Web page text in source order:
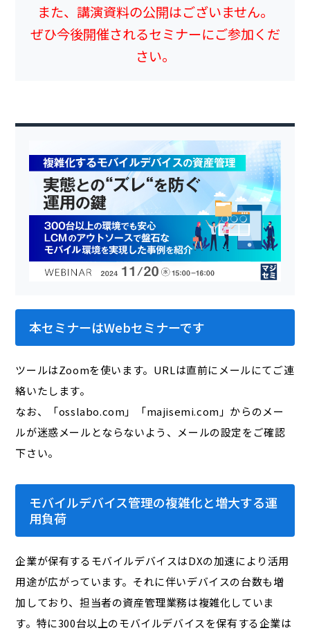
また、講演資料の公開はございません。
ぜひ今後開催されるセミナーにご参加くだ
さい。
本セミナーはWebセミナーです
ツールはZoomを使います。URLは直前にメールにてご連
絡いたします。
なお、「osslabo.com」「majisemi.com」からのメー
ルが迷惑メールとならないよう、メールの設定をご確認
下さい。
モバイルデバイス管理の複雑化と増大する運
用負荷
企業が保有するモバイルデバイスはDXの加速により活用
用途が広がっています。それに伴いデバイスの台数も増
加しており、担当者の資産管理業務は複雑化していま
す。特に300台以上のモバイルデバイスを保有する企業は